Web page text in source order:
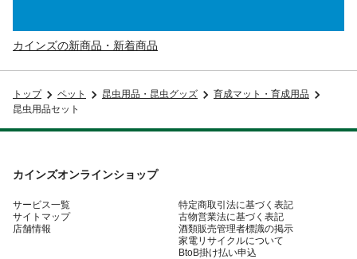
カインズの新商品・新着商品
トップ ペット 昆虫用品・昆虫グッズ
育成マット・育成用品
昆虫用品セット
カインズオンラインショップ
サービス一覧
サイトマップ
店舗情報
特定商取引法に基づく表記
古物営業法に基づく表記
酒類販売管理者標識の掲示
家電リサイクルについて
BtoB掛け払い申込